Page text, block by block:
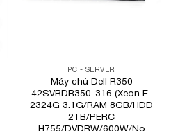
PC - SERVER
Máy chủ Dell R350
42SVRDR350-316 (Xeon E-
2324G 3.1G/RAM 8GB/HDD
2TB/PERC
H755/DVDRW/600W/No